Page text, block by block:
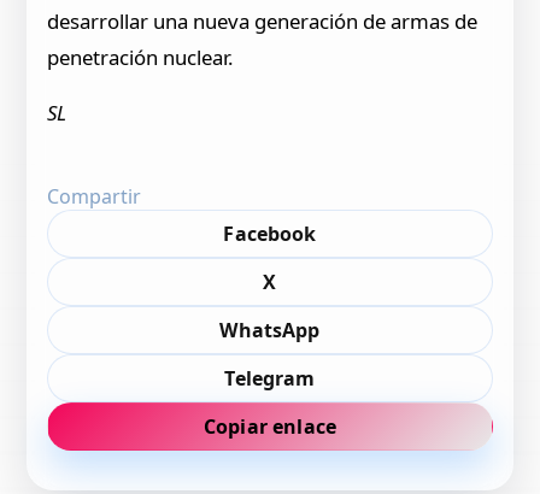
desarrollar una nueva generación de armas de
penetración nuclear.
SL
Compartir
Facebook
X
WhatsApp
Telegram
Copiar enlace